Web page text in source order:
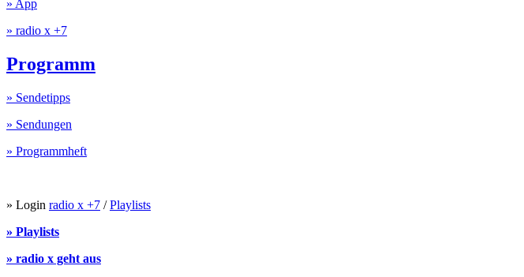
» App
» radio x +7
Programm
» Sendetipps
» Sendungen
» Programmheft
» Login radio x +7 /Playlists
» Playlists
» radio x geht aus